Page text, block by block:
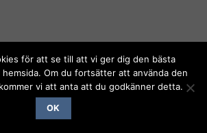
för att se till att vi ger dig den bästa
Om du fortsätter att använda den
vi att anta att du godkänner detta.
OK